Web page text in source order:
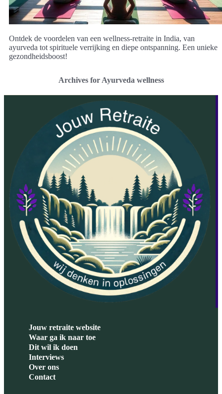
Ontdek de voordelen van een wellness-retraite in India, van
ayurveda tot spirituele verrijking en diepe ontspanning. Een unieke
gezondheidsboost!
Archives for Ayurveda wellness
Jouw retraite website
Waar ga ik naar toe
Dit wil ik doen
Interviews
Over ons
Contact